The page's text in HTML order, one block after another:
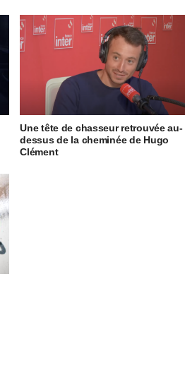
Une tête de chasseur retrouvée au-
dessus de la cheminée de Hugo
Clément